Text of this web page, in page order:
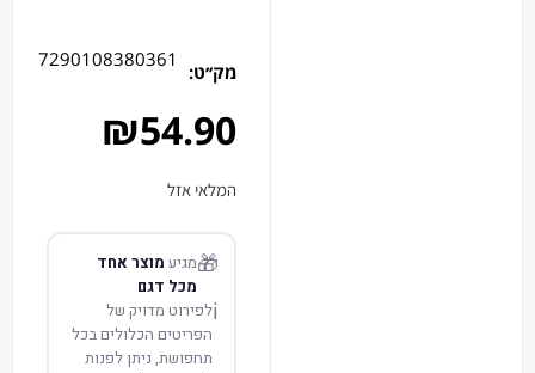
מק׳׳ט:
7290108380361
₪54.90
המלאי אזל
🎁מגיע מוצר אחד
מכל דגם
ℹ️לפירוט מדויק של
הפריטים הכלולים בכל
תחפושת, ניתן לפנות